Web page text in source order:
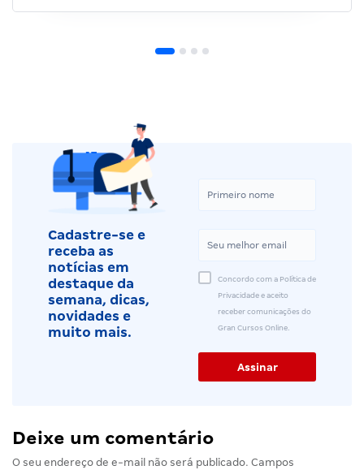
Cadastre-se e
receba as
notícias em
destaque da
semana, dicas,
novidades e
muito mais.
Concordo com a Política de
Privacidade e aceito
receber comunicações do
Gran Cursos Online.
Deixe um comentário
O seu endereço de e-mail não será publicado. Campos